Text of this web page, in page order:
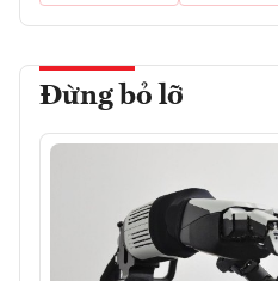
Đừng bỏ lỡ